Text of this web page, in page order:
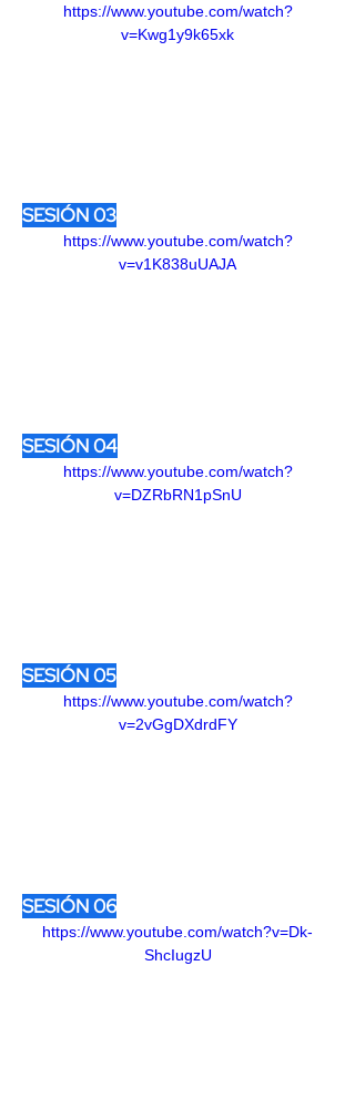
https://www.youtube.com/watch?
v=Kwg1y9k65xk
SESIÓN 03
https://www.youtube.com/watch?
v=v1K838uUAJA
SESIÓN 04
https://www.youtube.com/watch?
v=DZRbRN1pSnU
SESIÓN 05
https://www.youtube.com/watch?
v=2vGgDXdrdFY
SESIÓN 06
https://www.youtube.com/watch?v=Dk-
ShcIugzU